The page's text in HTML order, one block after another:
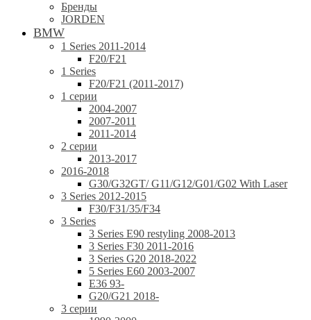
Бренды
JORDEN
BMW
1 Series 2011-2014
F20/F21
1 Series
F20/F21 (2011-2017)
1 серии
2004-2007
2007-2011
2011-2014
2 серии
2013-2017
2016-2018
G30/G32GT/ G11/G12/G01/G02 With Laser
3 Series 2012-2015
F30/F31/35/F34
3 Series
3 Series E90 restyling 2008-2013
3 Series F30 2011-2016
3 Series G20 2018-2022
5 Series E60 2003-2007
E36 93-
G20/G21 2018-
3 серии